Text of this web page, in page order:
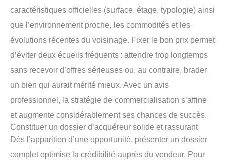
caractéristiques officielles (surface, étage, typologie) ainsi
que l’environnement proche, les commodités et les
évolutions récentes du voisinage. Fixer le bon prix permet
d’éviter deux écueils fréquents : attendre trop longtemps
sans recevoir d’offres sérieuses ou, au contraire, brader
un bien qui aurait mérité mieux. Avec un avis
professionnel, la stratégie de commercialisation s’affine
et augmente considérablement ses chances de succès.
Constituer un dossier d’acquéreur solide et rassurant
Dès l’apparition d’une opportunité, présenter un dossier
complet optimise la crédibilité auprès du vendeur. Pour